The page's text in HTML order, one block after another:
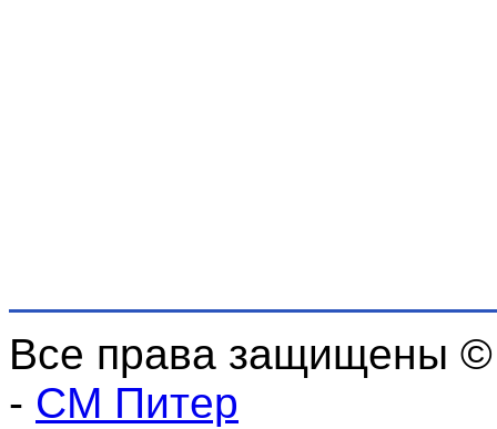
Все права защищены
- СМ Питер